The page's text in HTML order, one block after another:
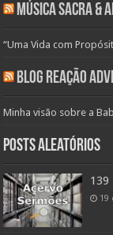
Música Sacra &
“Uma Vida com
Blog Reação
Minha visão sobre a
Posts aleatórios
139
19